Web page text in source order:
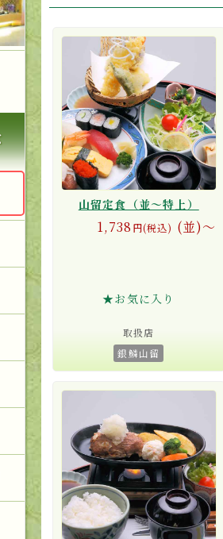
山留定食（並〜特上）
1,738 円(税込) (並)〜
★お気に入り
取扱店
銀鱗山留